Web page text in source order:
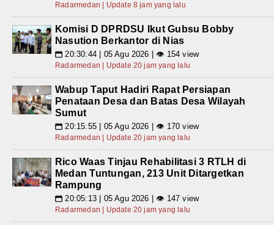
Radarmedan | Update 8 jam yang lalu
Komisi D DPRDSU Ikut Gubsu Bobby
Nasution Berkantor di Nias
📅 20:30:44 | 05 Agu 2026 | 👁 154 view
Radarmedan | Update 20 jam yang lalu
Wabup Taput Hadiri Rapat Persiapan
Penataan Desa dan Batas Desa Wilayah
Sumut
📅 20:15:55 | 05 Agu 2026 | 👁 170 view
Radarmedan | Update 20 jam yang lalu
Rico Waas Tinjau Rehabilitasi 3 RTLH di
Medan Tuntungan, 213 Unit Ditargetkan
Rampung
📅 20:05:13 | 05 Agu 2026 | 👁 147 view
Radarmedan | Update 20 jam yang lalu